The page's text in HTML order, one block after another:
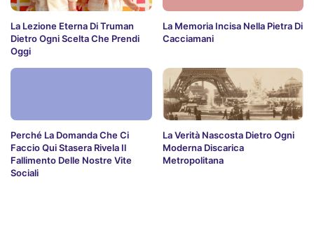
La Lezione Eterna Di Truman
Dietro Ogni Scelta Che Prendi
Oggi
La Memoria Incisa Nella Pietra Di
Cacciamani
Perché La Domanda Che Ci
Faccio Qui Stasera Rivela Il
Fallimento Delle Nostre Vite
Sociali
La Verità Nascosta Dietro Ogni
Moderna Discarica
Metropolitana